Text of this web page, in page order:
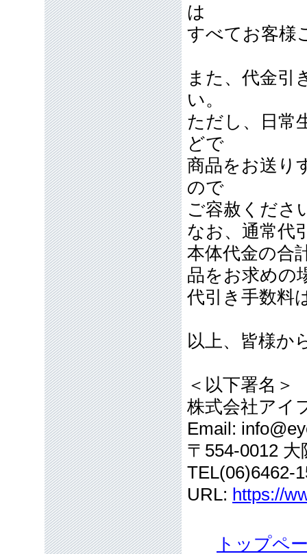
は
すべてお客様
また、代金引
い。
ただし、日常
どで
商品をお送り
ので
ご容赦くださ
なお、通常代
本体代金の合
品をお求めの
代引き手数料
以上、皆様か
＜以下署名＞
株式会社アイ
Email:
〒554-0012
TEL(06)6462-
URL: https://
トップペ